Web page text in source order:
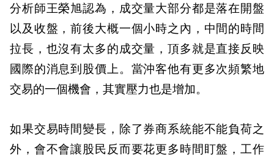
分析師王榮旭認為，成交量大部分都是落在開盤
以及收盤，前後大概一個小時之內，中間的時間
拉長，也沒有太多的成交量，頂多就是直接反映
國際的消息到股價上。當沖客他有更多次頻繁地
交易的一個機會，其實壓力也是增加。
如果交易時間變長，除了券商系統能不能負荷之
外，會不會讓股民反而要花更多時間盯盤，工作